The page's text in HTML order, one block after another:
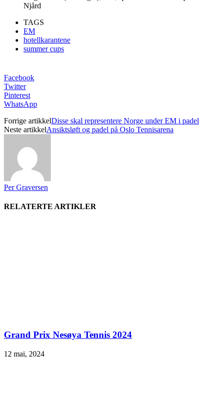
Njård
TAGS
EM
hotellkarantene
summer cups
Facebook
Twitter
Pinterest
WhatsApp
Forrige artikkelDisse skal representere Norge under EM i padel
Neste artikkelAnsiktsløft og padel på Oslo Tennisarena
Per Graversen
RELATERTE ARTIKLER
Grand Prix Nesøya Tennis 2024
12 mai, 2024